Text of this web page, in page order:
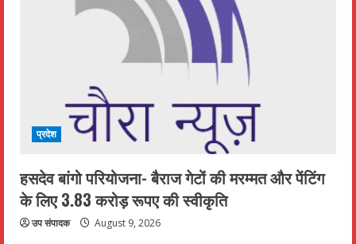
प्रदेश
हसदेव बांगो परियोजना- बैराज गेटों की मरम्मत और पेंटिंग
के लिए 3.83 करोड़ रूपए की स्वीकृति
उप संपादक August 9, 2026